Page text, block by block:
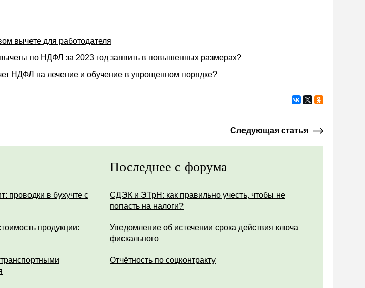
вычете для работодателя
по НДФЛ за 2023 год заявить в повышенных размерах?
НДФЛ на лечение и обучение в упрощенном порядке?
Следующая статья
проводки в бухучте с
продукции:
Последнее с форума
СДЭК и ЭТрН: как правильно учесть, чтобы не
попасть на налоги?
Уведомление об истечении срока действия ключа
фискального
Отчётность по соцконтракту